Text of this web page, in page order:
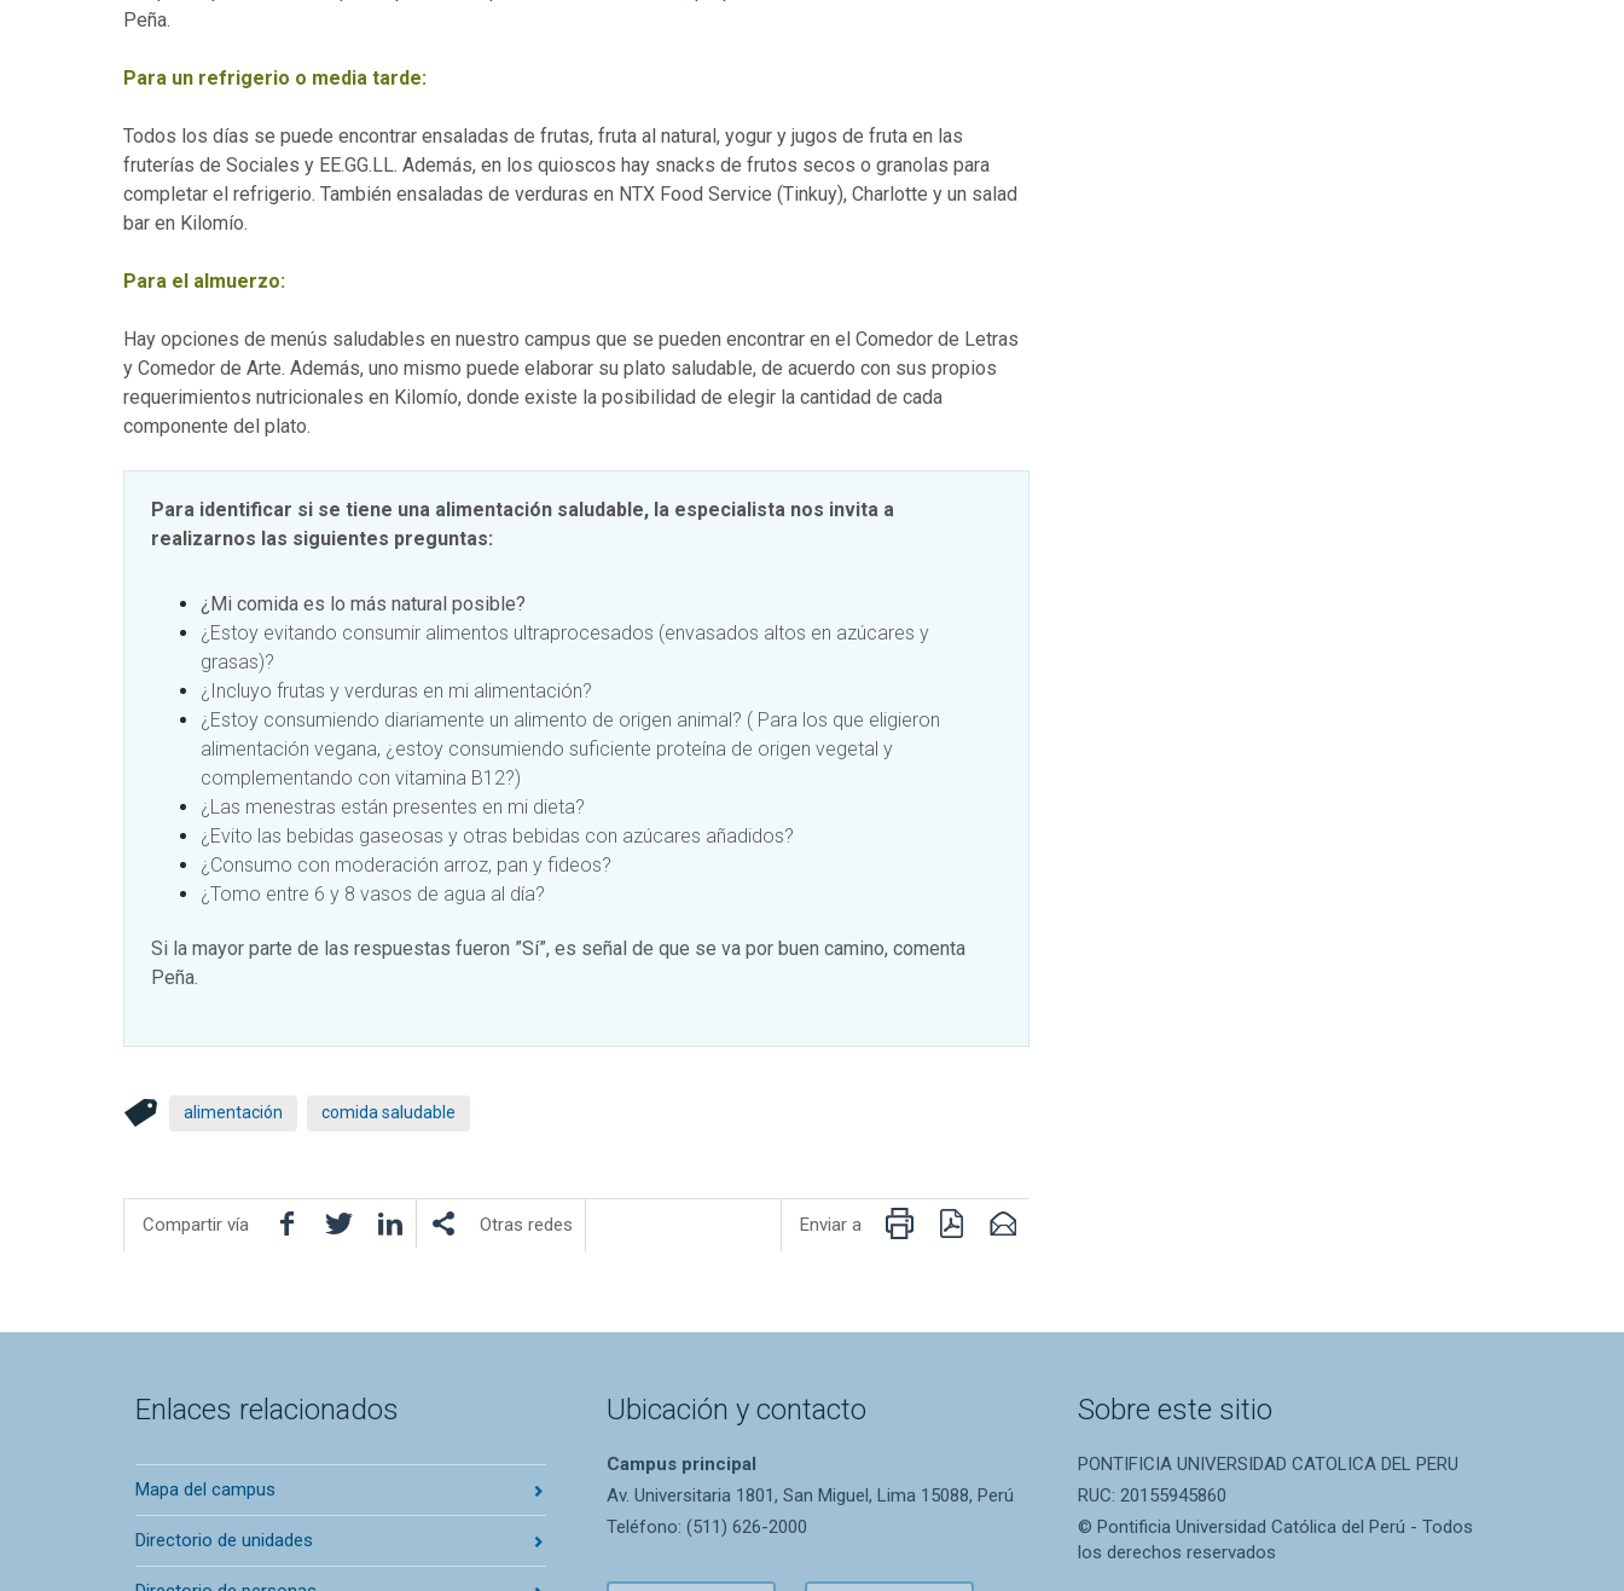
Peña.
Para un refrigerio o media tarde:
Todos los días se puede encontrar ensaladas de frutas, fruta al natural, yogur y jugos de fruta en las
fruterías de Sociales y EE.GG.LL. Además, en los quioscos hay snacks de frutos secos o granolas para
completar el refrigerio. También ensaladas de verduras en NTX Food Service (Tinkuy), Charlotte y un salad
bar en Kilomío.
Para el almuerzo:
Hay opciones de menús saludables en nuestro campus que se pueden encontrar en el Comedor de Letras
y Comedor de Arte. Además, uno mismo puede elaborar su plato saludable, de acuerdo con sus propios
requerimientos nutricionales en Kilomío, donde existe la posibilidad de elegir la cantidad de cada
componente del plato.
Para identificar si se tiene una alimentación saludable, la especialista nos invita a
realizarnos las siguientes preguntas:
¿Mi comida es lo más natural posible?
¿Estoy evitando consumir alimentos ultraprocesados (envasados altos en azúcares y
grasas)?
¿Incluyo frutas y verduras en mi alimentación?
¿Estoy consumiendo diariamente un alimento de origen animal? ( Para los que eligieron
alimentación vegana, ¿estoy consumiendo suficiente proteína de origen vegetal y
complementando con vitamina B12?)
¿Las menestras están presentes en mi dieta?
¿Evito las bebidas gaseosas y otras bebidas con azúcares añadidos?
¿Consumo con moderación arroz, pan y fideos?
¿Tomo entre 6 y 8 vasos de agua al día?
Si la mayor parte de las respuestas fueron ”Sí”, es señal de que se va por buen camino, comenta
Peña.
alimentación comida saludable
Compartir vía FacebookTwitterLinkedIn Otras redes Enviar a ImprimirPDF Email
Enlaces relacionados
Mapa del campus
Directorio de unidades
Ubicación y contacto
Campus principal
Av. Universitaria 1801, San Miguel, Lima 15088, Perú
Teléfono: (511) 626-2000
Sobre este sitio
PONTIFICIA UNIVERSIDAD CATOLICA DEL PERU
RUC: 20155945860
© Pontificia Universidad Católica del Perú - Todos
los derechos reservados